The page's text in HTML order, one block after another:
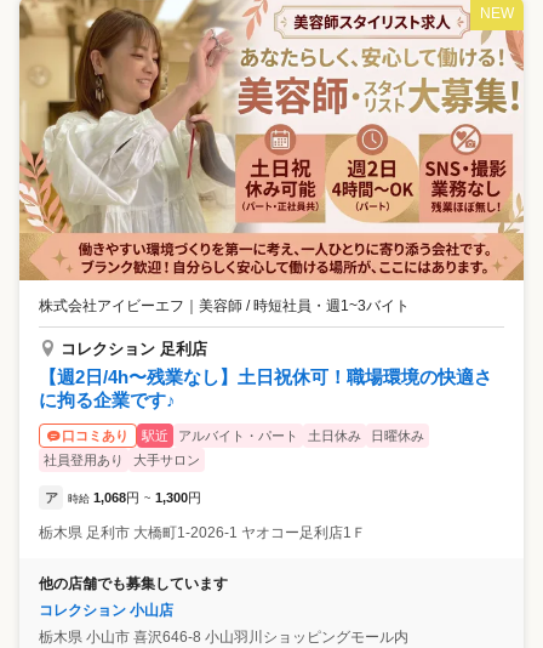
NEW
株式会社アイビーエフ 美容師 / 時短社員・週1~3バイト
コレクション 足利店
【週2日/4h〜残業なし】土日祝休可！職場環境の快適さ
に拘る企業です♪
口コミあり 駅近 アルバイト・パート 土日休み
日曜休み
社員登用あり
大手サロン
ア 時給 1,068円 ~ 1,300円
栃木県 足利市 大橋町1-2026-1 ヤオコー足利店1Ｆ
他の店舗でも募集しています
コレクション 小山店
栃木県 小山市 喜沢646-8 小山羽川ショッピングモール内